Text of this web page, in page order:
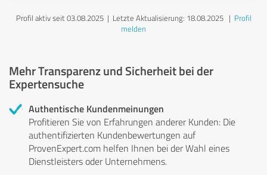
Profil aktiv seit 03.08.2025 | Letzte Aktualisierung: 18.08.2025| Profil
melden
Mehr Transparenz und Sicherheit bei der
Expertensuche
Authentische Kundenmeinungen
Profitieren Sie von Erfahrungen anderer Kunden: Die
authentifizierten Kundenbewertungen auf
ProvenExpert.com helfen Ihnen bei der Wahl eines
Dienstleisters oder Unternehmens.